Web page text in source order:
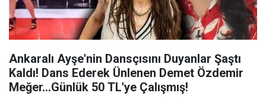
Ankaralı Ayşe'nin Dansçısını Duyanlar Şaştı
Kaldı! Dans Ederek Ünlenen Demet Özdemir
Meğer...Günlük 50 TL'ye Çalışmış!